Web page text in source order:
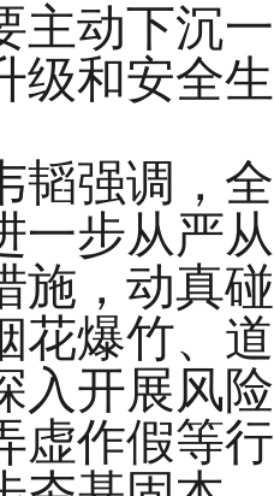
主动下沉
级和安全
调，全
一步从严
施，动真
花爆竹、
入开展风
虚作假等